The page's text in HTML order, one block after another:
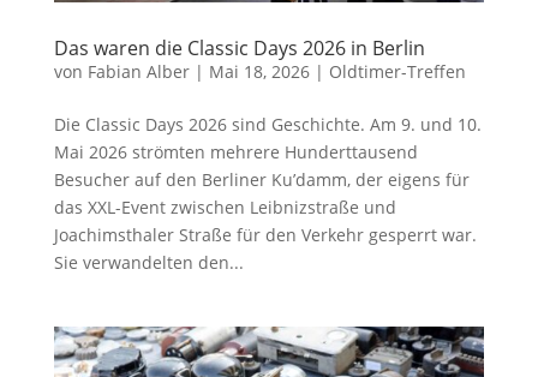
Das waren die Classic Days 2026 in Berlin
von Fabian Alber| Mai 18, 2026| Oldtimer-Treffen
Die Classic Days 2026 sind Geschichte. Am 9. und 10.
Mai 2026 strömten mehrere Hunderttausend
Besucher auf den Berliner Ku’damm, der eigens für
das XXL-Event zwischen Leibnizstraße und
Joachimsthaler Straße für den Verkehr gesperrt war.
Sie verwandelten den...